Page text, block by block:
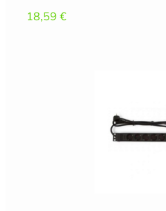
18,59 €